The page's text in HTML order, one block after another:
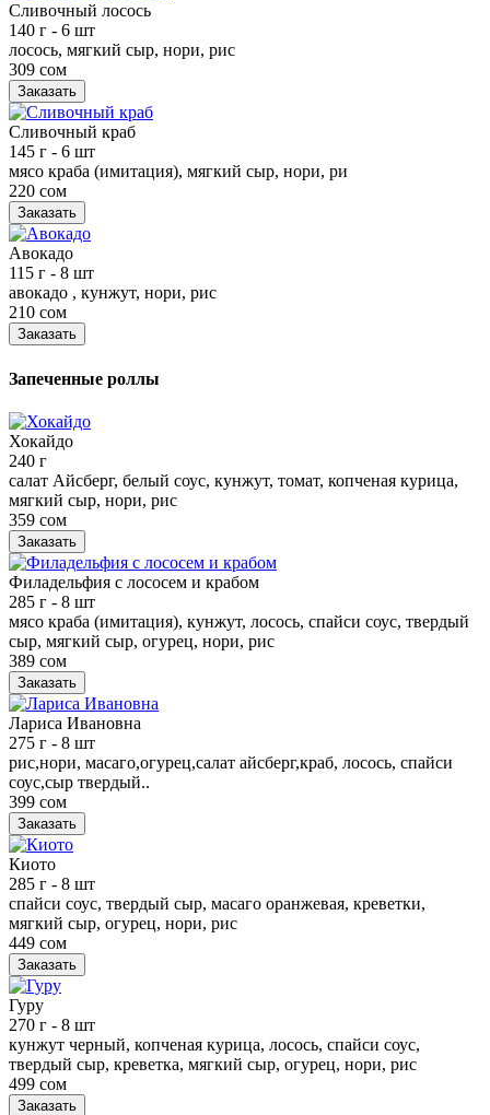
Сливочный лосось
140 г - 6 шт
лосось, мягкий сыр, нори, рис
309 сом
Заказать
Сливочный краб
145 г - 6 шт
мясо краба (имитация), мягкий сыр, нори, ри
220 сом
Заказать
Авокадо
115 г - 8 шт
авокадо , кунжут, нори, рис
210 сом
Заказать
Запеченные роллы
Хокайдо
240 г
салат Айсберг, белый соус, кунжут, томат, копченая курица,
мягкий сыр, нори, рис
359 сом
Заказать
Филадельфия с лососем и крабом
285 г - 8 шт
мясо краба (имитация), кунжут, лосось, спайси соус, твердый
сыр, мягкий сыр, огурец, нори, рис
389 сом
Заказать
Лариса Ивановна
275 г - 8 шт
рис,нори, масаго,огурец,салат айсберг,краб, лосось, спайси
соус,сыр твердый..
399 сом
Заказать
Киото
285 г - 8 шт
спайси соус, твердый сыр, масаго оранжевая, креветки,
мягкий сыр, огурец, нори, рис
449 сом
Заказать
Гуру
270 г - 8 шт
кунжут черный, копченая курица, лосось, спайси соус,
твердый сыр, креветка, мягкий сыр, огурец, нори, рис
499 сом
Заказать